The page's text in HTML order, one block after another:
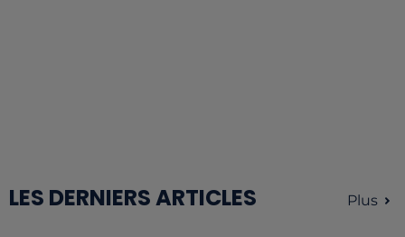
LES DERNIERS ARTICLES Plus